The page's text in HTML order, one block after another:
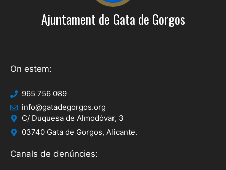
Ajuntament de Gata de Gorgos
On estem:
965 756 089
info@gatadegorgos.org
C/ Duquesa de Almodóvar, 3
03740 Gata de Gorgos, Alicante.
Canals de denúncies: